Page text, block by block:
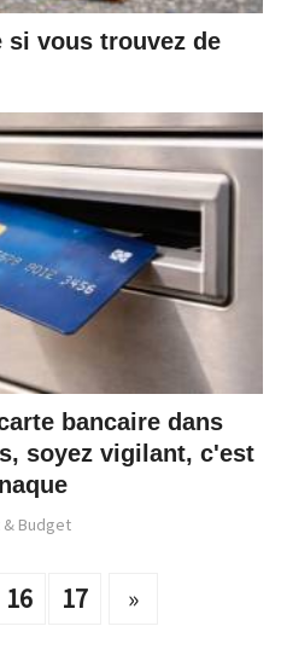
si vous trouvez de
bancaire dans
soyez vigilant, c'est
Budget
16 17 »